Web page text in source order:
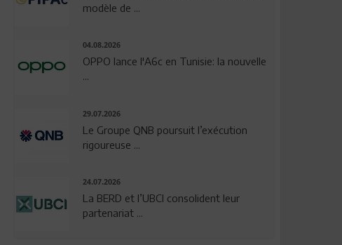
modèle de ...
04.08.2026
OPPO lance l'A6c en Tunisie: la nouvelle
...
29.07.2026
Le Groupe QNB poursuit l’exécution
rigoureuse ...
24.07.2026
La BERD et l’UBCI consolident leur
partenariat ...